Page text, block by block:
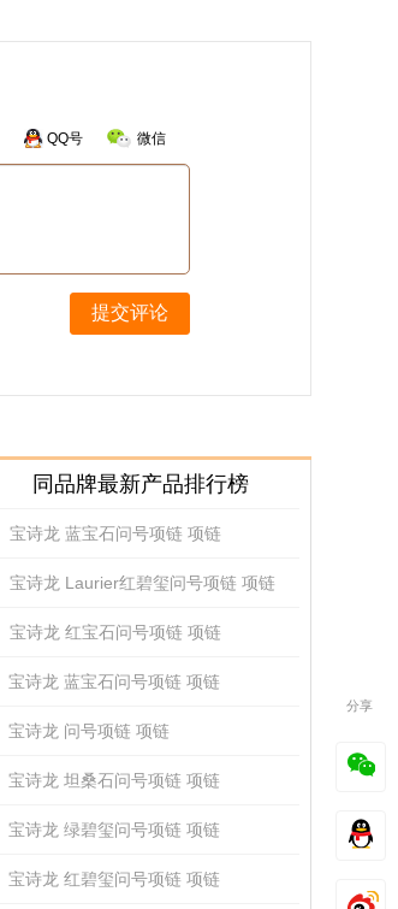
QQ号 微信
提交评论
同品牌最新产品排行榜
宝诗龙 蓝宝石问号项链 项链
宝诗龙 Laurier红碧玺问号项链 项链
宝诗龙 红宝石问号项链 项链
宝诗龙 蓝宝石问号项链 项链
宝诗龙 问号项链 项链
宝诗龙 坦桑石问号项链 项链
宝诗龙 绿碧玺问号项链 项链
宝诗龙 红碧玺问号项链 项链
分享